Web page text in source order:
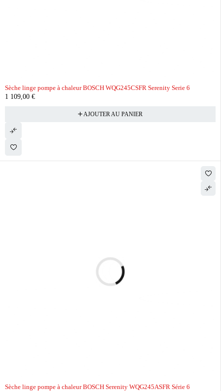
Sèche linge pompe à chaleur BOSCH WQG245CSFR Serenity Serie 6
1 109,00 €
AJOUTER AU PANIER
Sèche linge pompe à chaleur BOSCH Serenity WQG245ASFR Série 6